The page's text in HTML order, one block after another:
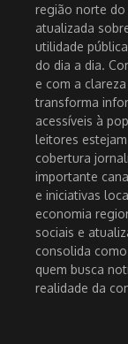
região norte do
atualizada
utilidade
do dia a dia.
e com a
transforma
acessíveis à
leitores
cobertura
importante
e iniciativas
economia
sociais e
consolida
quem busca
realidade da